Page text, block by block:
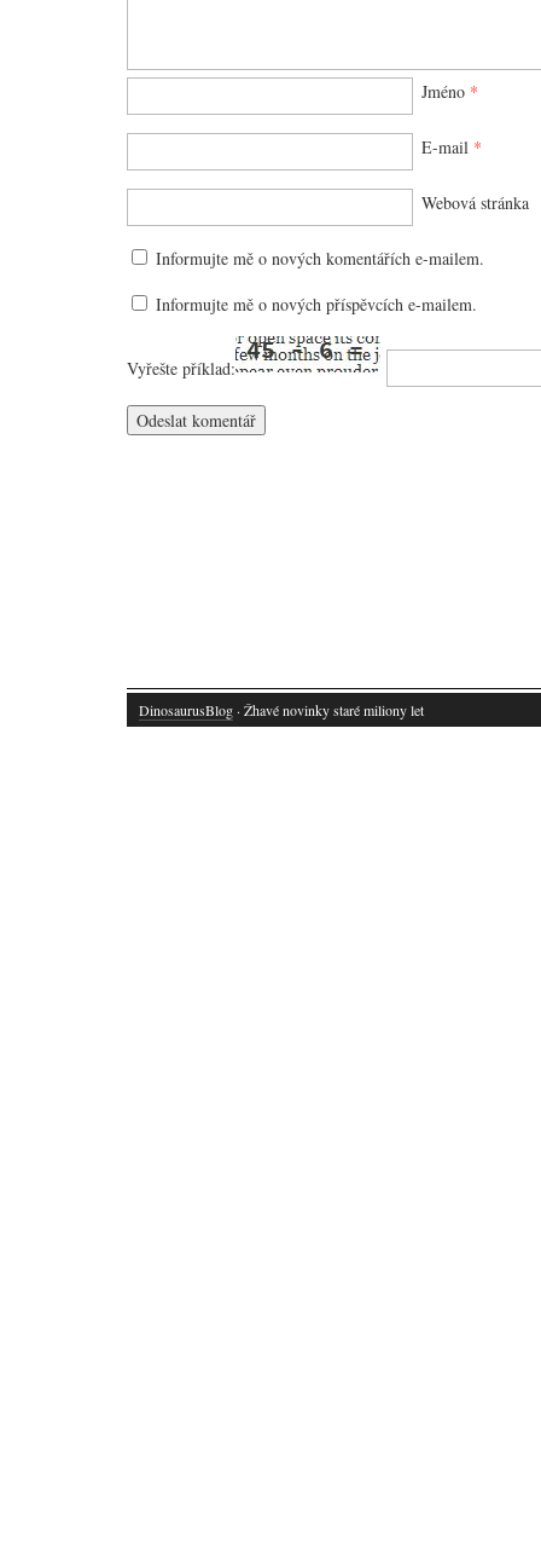
Jméno *
E-mail *
Webová stránka
Informujte mě o nových komentářích e-mailem.
Informujte mě o nových příspěvcích e-mailem.
Vyřešte příklad:
DinosaurusBlog · Žhavé novinky staré miliony let